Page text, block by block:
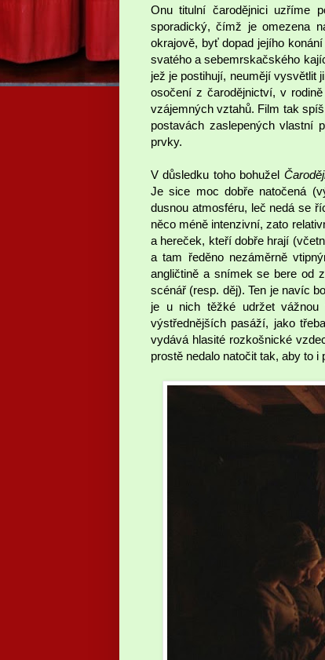
Onu titulní čarodějnici uzříme
sporadický, čímž je omezena
okrajově, byť dopad jejího
svatého a sebemrskačského
jež je postihují, neumějí vysvětlit
osočení z čarodějnictví, v
vzájemných vztahů. Film tak
postavách zaslepených vlastní
prvky.
V důsledku toho bohužel
Je sice moc dobře natočená
dusnou atmosféru, leč nedá se
něco méně intenzivní, zato
a hereček, kteří dobře hrají
a tam ředěno nezáměrně
angličtině a snímek se bere od
scénář (resp. děj). Ten je navíc
je u nich těžké udržet
výstřednějších pasáží, jako
vydává hlasité rozkošnické
prostě nedalo natočit tak, aby to